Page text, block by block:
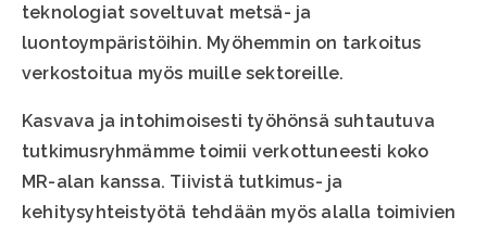
teknologiat soveltuvat metsä- ja
luontoympäristöihin. Myöhemmin on tarkoitus
verkostoitua myös muille sektoreille.
Kasvava ja intohimoisesti työhönsä suhtautuva
tutkimusryhmämme toimii verkottuneesti koko
MR-alan kanssa. Tiivistä tutkimus- ja
kehitysyhteistyötä tehdään myös alalla toimivien